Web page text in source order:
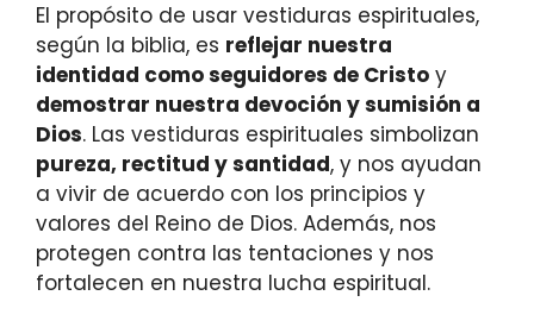
El propósito de usar vestiduras espirituales,
según la biblia, es reflejar nuestra
identidad como seguidores de Cristo y
demostrar nuestra devoción y sumisión a
Dios. Las vestiduras espirituales simbolizan
pureza, rectitud y santidad, y nos ayudan
a vivir de acuerdo con los principios y
valores del Reino de Dios. Además, nos
protegen contra las tentaciones y nos
fortalecen en nuestra lucha espiritual.